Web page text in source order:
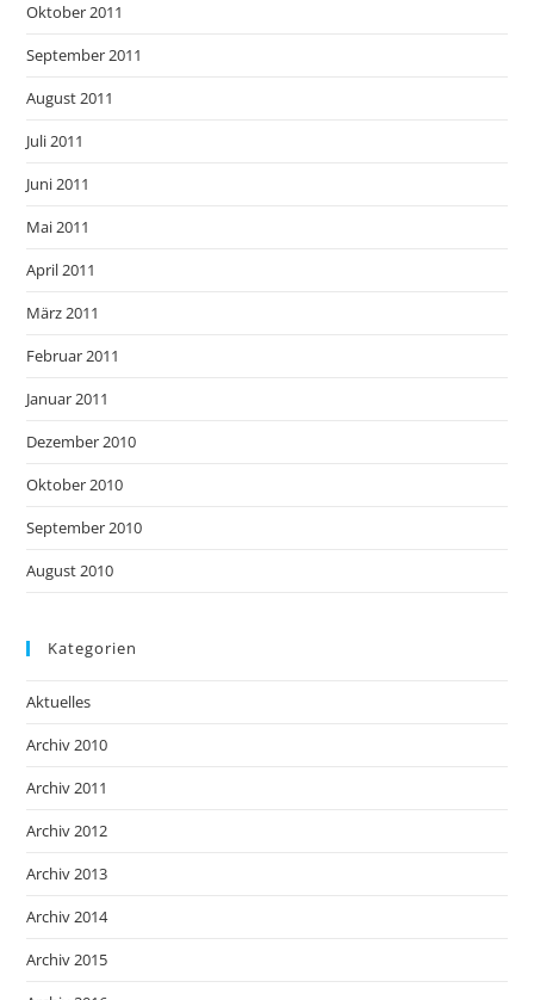
Oktober 2011
September 2011
August 2011
Juli 2011
Juni 2011
Mai 2011
April 2011
März 2011
Februar 2011
Januar 2011
Dezember 2010
Oktober 2010
September 2010
August 2010
Kategorien
Aktuelles
Archiv 2010
Archiv 2011
Archiv 2012
Archiv 2013
Archiv 2014
Archiv 2015